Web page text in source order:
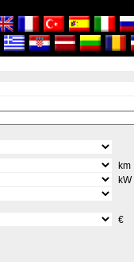
km
kW
€